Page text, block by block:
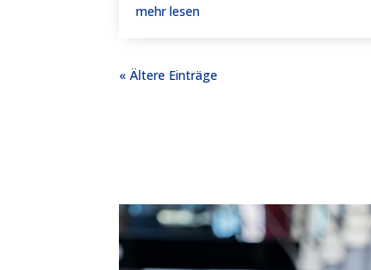
mehr lesen
« Ältere Einträge